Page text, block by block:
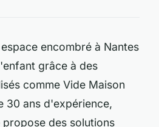
encombré à Nantes
grâce à des
comme Vide Maison
30 ans d'expérience,
des solutions